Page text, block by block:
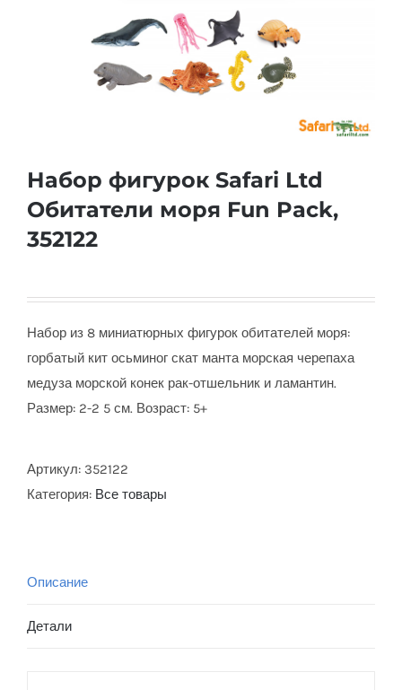
Набор фигурок Safari Ltd
Обитатели моря Fun Pack,
352122
Набор из 8 миниатюрных фигурок обитателей моря:
горбатый кит осьминог скат манта морская черепаха
медуза морской конек рак-отшельник и ламантин.
Размер: 2-2 5 см. Возраст: 5+
Артикул: 352122
Категория: Все товары
Описание
Детали